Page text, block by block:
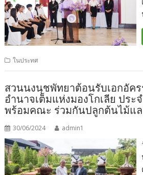
ในประทศ
สวนนงนุชพัทยาต้อนรับเอกอัค
อำนาจเต็มแห่งมองโกเลีย ประ
พร้อมคณะ ร่วมกันปลูกต้นไม้แล
30/06/2024 admin1